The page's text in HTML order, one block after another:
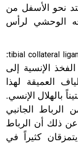
نحو الأسفل من
الوحشي لرأس
tibial collateral
:
الإنسية إلى
العميقة لهذا
بالهلال الإنسي.
الرباط الجانبي
ذلك أن الرباط
كثيراً في